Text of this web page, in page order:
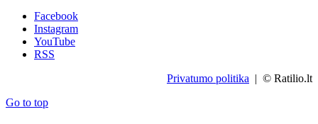
Facebook
Instagram
YouTube
RSS
Privatumo politika | © Ratilio.lt
Go to top